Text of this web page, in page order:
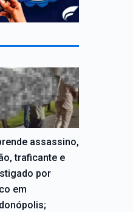
assassino,
traficante e
por
em